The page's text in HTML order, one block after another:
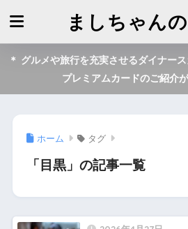
ましちゃん
＊ グルメや旅行を充実させるダイナー
プレミアムカードのご紹介
ホーム タグ
「目黒」の記事一覧